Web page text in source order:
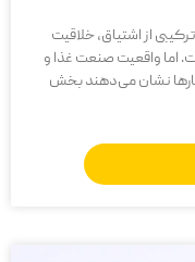
ترکیبی از اشتیاق، خلاقیت
اما واقعیت صنعت غذا و
نشان می‌دهند بخش